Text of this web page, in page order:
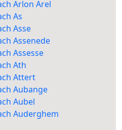
Arlon Arel
As
Asse
Assenede
Assesse
Ath
Attert
Aubange
Aubel
Auderghem